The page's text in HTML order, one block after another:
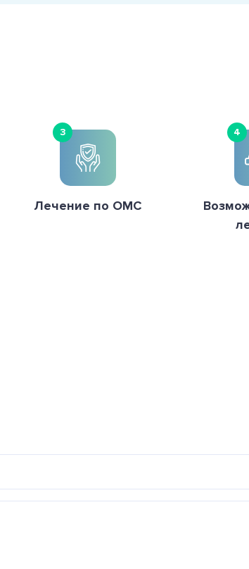
3
Лечение по ОМС
4